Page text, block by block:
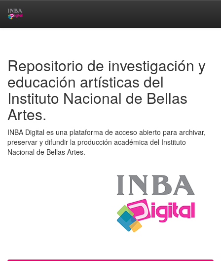
Repositorio de investigación y
educación artísticas del
Instituto Nacional de Bellas
Artes.
INBA Digital es una plataforma de acceso abierto para archivar,
preservar y difundir la producción académica del Instituto
Nacional de Bellas Artes.